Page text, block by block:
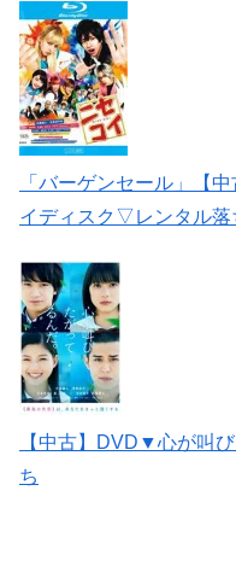
「バーゲンセール」【
イディスク▽レンタル落
【中古】DVD▼心が叫
ち